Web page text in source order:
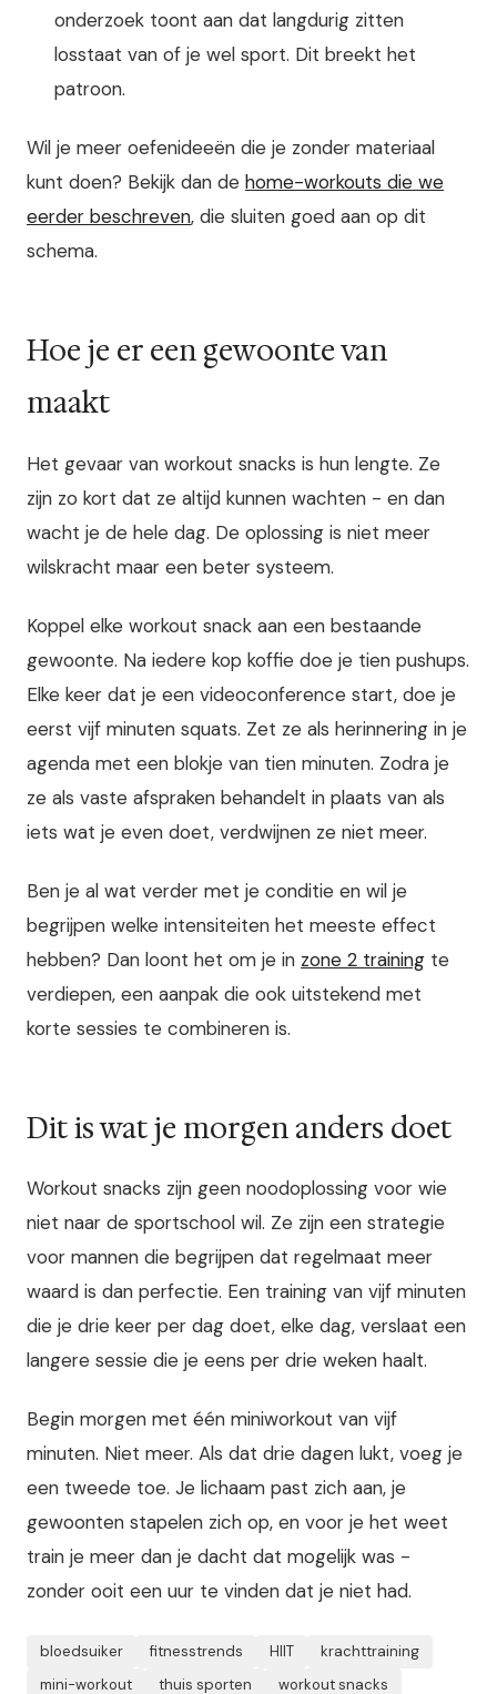
onderzoek toont aan dat langdurig zitten
losstaat van of je wel sport. Dit breekt het
patroon.
Wil je meer oefenideeën die je zonder materiaal
kunt doen? Bekijk dan de home-workouts die we
eerder beschreven, die sluiten goed aan op dit
schema.
Hoe je er een gewoonte van
maakt
Het gevaar van workout snacks is hun lengte. Ze
zijn zo kort dat ze altijd kunnen wachten - en dan
wacht je de hele dag. De oplossing is niet meer
wilskracht maar een beter systeem.
Koppel elke workout snack aan een bestaande
gewoonte. Na iedere kop koffie doe je tien pushups.
Elke keer dat je een videoconference start, doe je
eerst vijf minuten squats. Zet ze als herinnering in je
agenda met een blokje van tien minuten. Zodra je
ze als vaste afspraken behandelt in plaats van als
iets wat je even doet, verdwijnen ze niet meer.
Ben je al wat verder met je conditie en wil je
begrijpen welke intensiteiten het meeste effect
hebben? Dan loont het om je in zone 2 training te
verdiepen, een aanpak die ook uitstekend met
korte sessies te combineren is.
Dit is wat je morgen anders doet
Workout snacks zijn geen noodoplossing voor wie
niet naar de sportschool wil. Ze zijn een strategie
voor mannen die begrijpen dat regelmaat meer
waard is dan perfectie. Een training van vijf minuten
die je drie keer per dag doet, elke dag, verslaat een
langere sessie die je eens per drie weken haalt.
Begin morgen met één miniworkout van vijf
minuten. Niet meer. Als dat drie dagen lukt, voeg je
een tweede toe. Je lichaam past zich aan, je
gewoonten stapelen zich op, en voor je het weet
train je meer dan je dacht dat mogelijk was -
zonder ooit een uur te vinden dat je niet had.
bloedsuiker fitnesstrends HIIT
krachttraining
mini-workout
thuis sporten workout snacks